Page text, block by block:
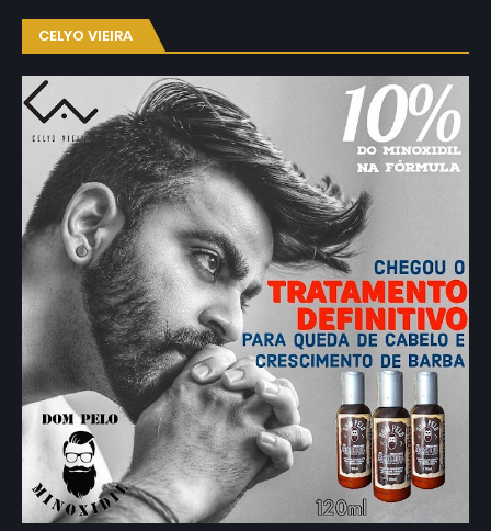
CELYO VIEIRA